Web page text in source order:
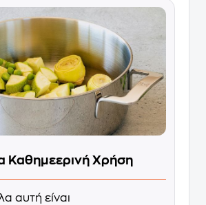
Καθημεερινή Χρήση
αυτή είναι